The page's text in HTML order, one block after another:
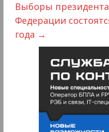
Выборы
Федерации
года →